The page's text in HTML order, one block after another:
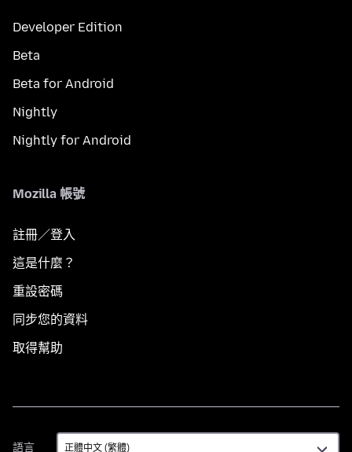
Developer Edition
Beta
Beta for Android
Nightly
Nightly for Android
Mozilla 帳號
註冊／登入
這是什麼？
重設密碼
同步您的資料
取得幫助
語言
語